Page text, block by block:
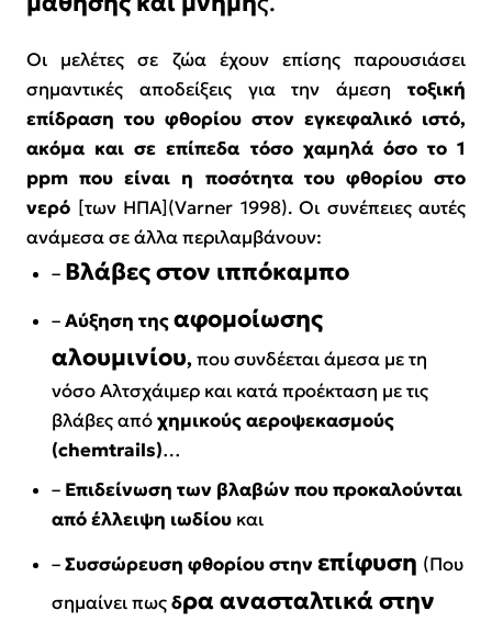
Οι μελέτες σε ζώα έχουν επίσης παρουσιάσει
σημαντικές αποδείξεις για την άμεση τοξική
επίδραση του φθορίου στον εγκεφαλικό ιστό,
ακόμα και σε επίπεδα τόσο χαμηλά όσο το 1
ppm που είναι η ποσότητα του φθορίου στο
νερό [των ΗΠΑ](Varner 1998). Οι συνέπειες αυτές
ανάμεσα σε άλλα περιλαμβάνουν:
– Βλάβες στον ιππόκαμπο
–Αύξηση τηςαφομοίωσης
αλουμινίου,που συνδέεται άμεσα με τη
νόσο Αλτσχάιμερ και κατά προέκταση με τις
βλάβες απόχημικούς αεροψεκασμούς
(chemtrails)…
– Επιδείνωση των βλαβών που προκαλούνται
από έλλειψη ιωδίου και
–Συσσώρευση φθορίου στηνεπίφυση (Που
σημαίνει πωςδρα ανασταλτικά στην